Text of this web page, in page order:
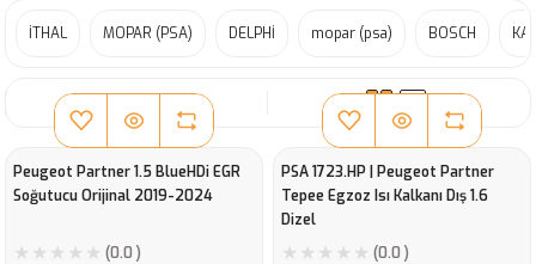
İTHAL MOPAR (PSA) DELPHİ mopar (psa) BOSCH
Peugeot Partner 1.5 BlueHDi EGR
Soğutucu Orijinal 2019-2024
(0.0 )
PSA 1723.HP | Peugeot Partner
Tepee Egzoz Isı Kalkanı Dış 1.6
Dizel
(0.0 )